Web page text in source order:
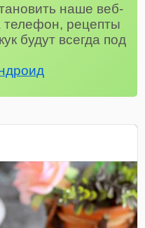
наше веб-
рецепты
будут всегда под